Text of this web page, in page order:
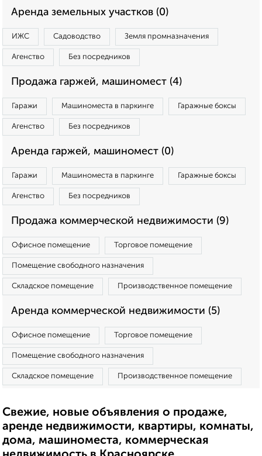
Аренда земельных участков (0)
ИЖС Садоводство Земля промназначения
Агенство Без посредников
Продажа гаржей, машиномест (4)
Гаражи Машиноместа в паркинге Гаражные боксы
Агенство Без посредников
Аренда гаржей, машиномест (0)
Гаражи Машиноместа в паркинге Гаражные боксы
Агенство Без посредников
Продажа коммерческой недвижимости (9)
Офисное помещение Торговое помещение
Помещение свободного назначения
Складское помещение Производственное помещение
Аренда коммерческой недвижимости (5)
Офисное помещение Торговое помещение
Помещение свободного назначения
Складское помещение Производственное помещение
Свежие, новые объявления о продаже,
аренде недвижимости, квартиры, комнаты,
дома, машиноместа, коммерческая